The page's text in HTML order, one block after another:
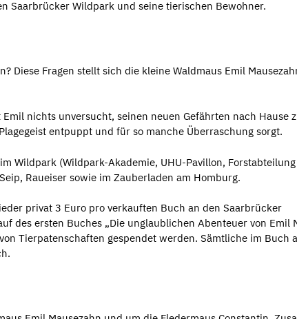
Saarbrücker Wildpark und seine tierischen Bewohner.
Diese Fragen stellt sich die kleine Waldmaus Emil
nichts unversucht, seinen neuen Gefährten nach Hause
entpuppt und für so manche Überraschung sorgt.
Wildpark (Wildpark-Akademie, UHU-Pavillon,
Raueiser sowie im Zauberladen am Homburg.
privat 3 Euro pro verkauften Buch an den Saarbrücker
des ersten Buches „Die unglaublichen Abenteuer von Emil
Tierpatenschaften gespendet werden. Sämtliche im Buch